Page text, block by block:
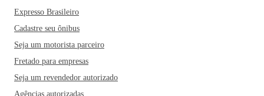
Expresso Brasileiro
Cadastre seu ônibus
Seja um motorista parceiro
Fretado para empresas
Seja um revendedor autorizado
Agências autorizadas